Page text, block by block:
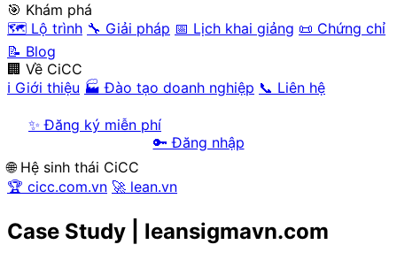
🎯 Khám phá
🗺️ Lộ trình 🔧 Giải pháp 📅 Lịch khai giảng 📜 Chứng chỉ
📝 Blog
🏢 Về CiCC
ℹ️ Giới thiệu 🏭 Đào tạo doanh nghiệp 📞 Liên hệ
✨ Đăng ký miễn phí
🔑 Đăng nhập
🌐 Hệ sinh thái CiCC
🏆 cicc.com.vn 🚀 lean.vn
Case Study | leansigmavn.com